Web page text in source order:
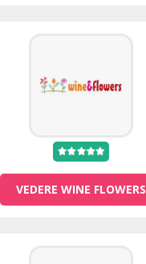
VEDERE WINE FLOWERS